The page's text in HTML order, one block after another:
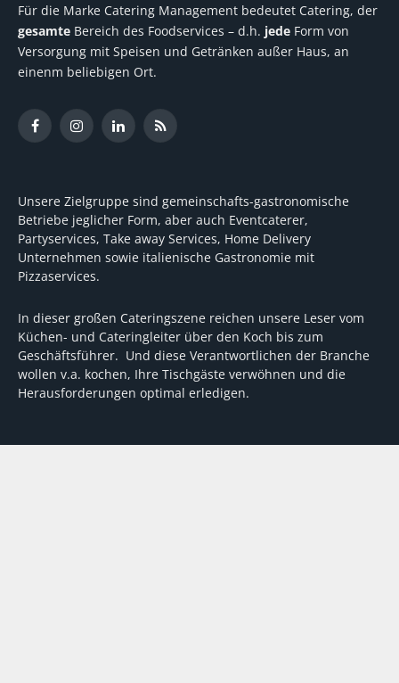
Für die Marke Catering Management bedeutet Catering, der
gesamte Bereich des Foodservices – d.h. jede Form von
Versorgung mit Speisen und Getränken außer Haus, an
einenm beliebigen Ort.
FacebookInstagramLinkedInRSS
Unsere Zielgruppe sind gemeinschafts-gastronomische
Betriebe jeglicher Form, aber auch Eventcaterer,
Partyservices, Take away Services, Home Delivery
Unternehmen sowie italienische Gastronomie mit
Pizzaservices.
In dieser großen Cateringszene reichen unsere Leser vom
Küchen- und Cateringleiter über den Koch bis zum
Geschäftsführer. Und diese Verantwortlichen der Branche
wollen v.a. kochen, Ihre Tischgäste verwöhnen und die
Herausforderungen optimal erledigen.